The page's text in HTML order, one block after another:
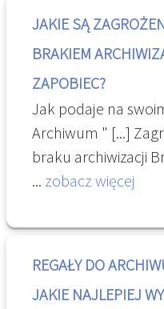
książkowej. W
także
zmian. [...] "
tekst ujednolicony
prawodawczej |
mamy też do
zbiór linków,
osintowych
intelligence
JAKIE SĄ
BRAKIEM
ZAPOBIEC?
Jak podaje na
Archiwum " [...]
braku archiwizacji
niesie ze sobą wiele
konsekwencji,
prywatności czy
Dodatkowo, brak
... zobacz więcej
REGAŁY DO
JAKIE NAJLEPIEJ